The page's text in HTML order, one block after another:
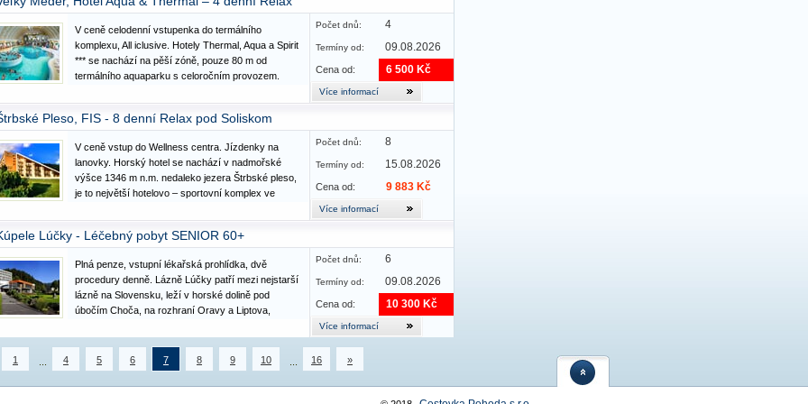
Vybavení a služby: hoteloví hosté mohou…
V ceně celodenní vstupenka do termálního
komplexu, All iclusive. Hotely Thermal, Aqua a Spirit
*** se nachází na pěší zóně, pouze 80 m od
termálního aquaparku s celoročním provozem.
tu najdou i rodiny s dětmi, jen pár kroků od
termálních lázní…
4
Počet dnů:
09.08.2026
Termíny od:
6 500 Kč
Cena od:
Více informací
Pleso, FIS - 8 denní Relax pod Soliskom
V ceně vstup do Wellness centra. Jízdenky na
lanovky. Horský hotel se nachází v nadmořské
výšce 1346 m n.m. nedaleko jezera Štrbské pleso,
je to největší hotelovo – sportovní komplex ve
Wellness & Spa ve stylu horské louky pro relax a
odpočinek. Leží jen…
8
Počet dnů:
15.08.2026
Termíny od:
9 883 Kč
Cena od:
Více informací
Lúčky - Léčebný pobyt SENIOR 60+
Plná penze, vstupní lékařská prohlídka, dvě
procedury denně. Lázně Lúčky patří mezi nejstarší
lázně na Slovensku, leží v horské dolině pod
úbočím Choča, na rozhraní Oravy a Liptova,
termálních minerálních pramenů s léčebnými
účinky. Vybavení a služby: LD…
6
Počet dnů:
09.08.2026
Termíny od:
10 300 Kč
Cena od:
Více informací
1 4 5 6 7 8 9 10 16 »